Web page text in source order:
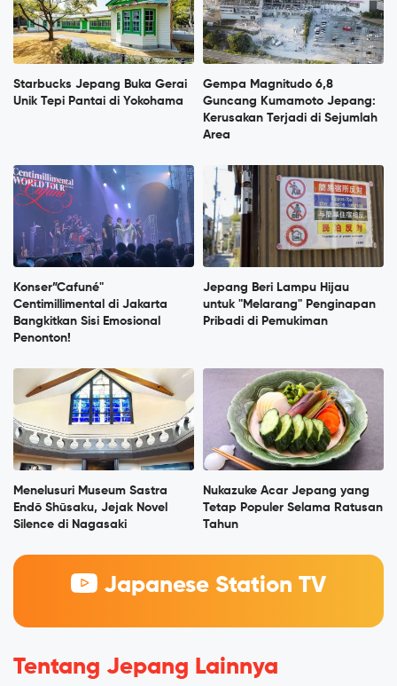
Starbucks Jepang Buka Gerai
Unik Tepi Pantai di Yokohama
Gempa Magnitudo 6,8
Guncang Kumamoto Jepang:
Kerusakan Terjadi di Sejumlah
Area
Konser”Cafuné"
Centimillimental di Jakarta
Bangkitkan Sisi Emosional
Penonton!
Jepang Beri Lampu Hijau
untuk "Melarang" Penginapan
Pribadi di Pemukiman
Menelusuri Museum Sastra
Endō Shūsaku, Jejak Novel
Silence di Nagasaki
Nukazuke Acar Jepang yang
Tetap Populer Selama Ratusan
Tahun
Japanese Station TV
Tentang Jepang Lainnya